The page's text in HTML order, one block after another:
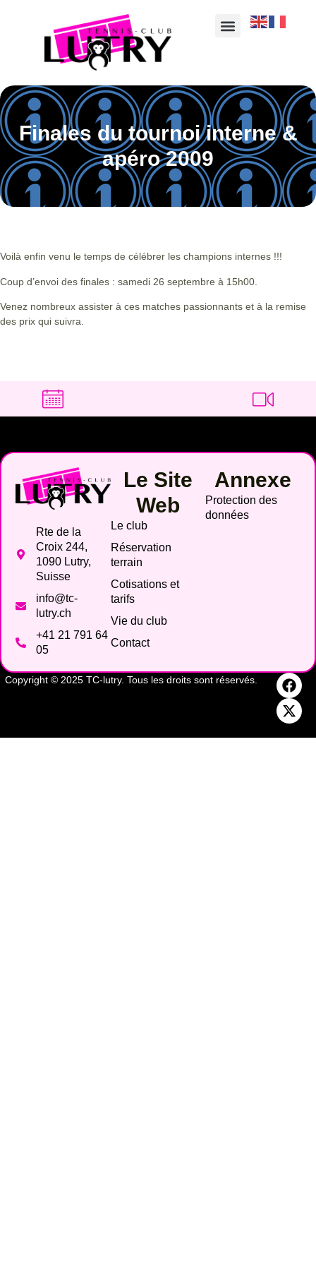
Finales du tournoi interne &
apéro 2009
Voilà enfin venu le temps de célébrer les champions internes !!!
Coup d’envoi des finales : samedi 26 septembre à 15h00.
Venez nombreux assister à ces matches passionnants et à la remise
des prix qui suivra.
Rte de la
Croix 244,
1090 Lutry,
Suisse
info@tc-
lutry.ch
+41 21 791 64
05
Le Site
Web
Le club
Réservation
terrain
Cotisations et
tarifs
Vie du club
Contact
Annexe
Protection des
données
Copyright © 2025 TC-lutry. Tous les droits sont réservés.